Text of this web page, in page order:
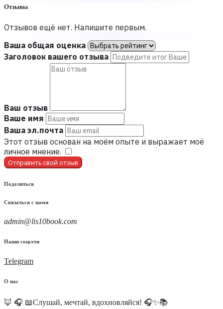
Отзывы
Отзывов ещё нет. Напишите первым.
Ваша общая оценка
Заголовок вашего отзыва
Ваш отзыв
Ваше имя
Ваша эл.почта
Этот отзыв основан на моём опыте и выражает моё
личное мнение.
Отправить свой отзыв
Поделиться
Связаться с нами
admin@lis10book.com
Наши соцсети
Telegram
О нас
🦊 🎧 📖Слушай, мечтай, вдохновляйся! 🎧✨📚